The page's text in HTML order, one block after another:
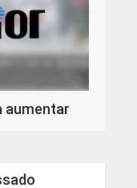
aumentar